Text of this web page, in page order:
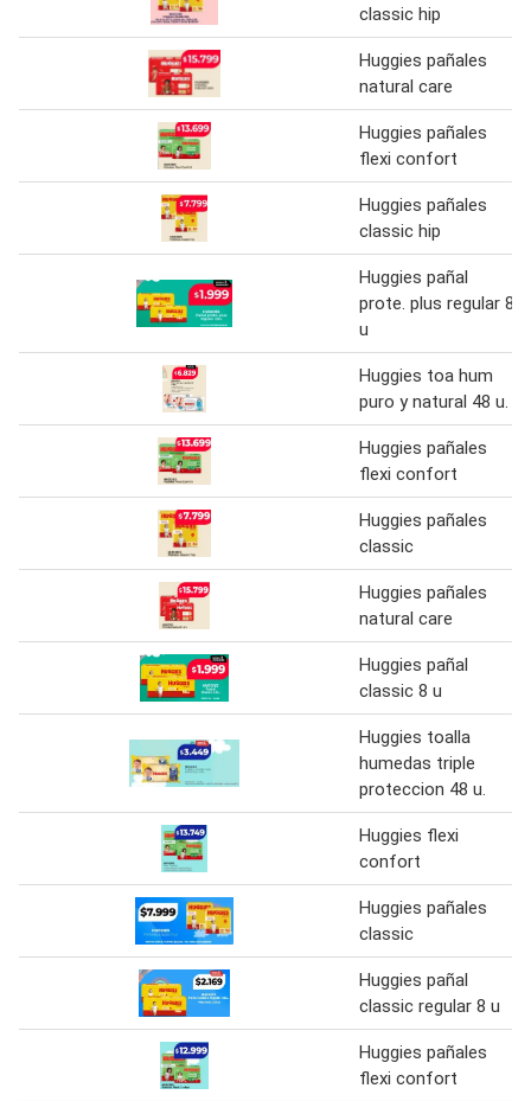
classic hip
Huggies pañales
natural care
Huggies pañales
flexi confort
Huggies pañales
classic hip
Huggies pañal
prote. plus regular 8
u
Huggies toa hum
puro y natural 48 u.
Huggies pañales
flexi confort
Huggies pañales
classic
Huggies pañales
natural care
Huggies pañal
classic 8 u
Huggies toalla
humedas triple
proteccion 48 u.
Huggies flexi
confort
Huggies pañales
classic
Huggies pañal
classic regular 8 u
Huggies pañales
flexi confort